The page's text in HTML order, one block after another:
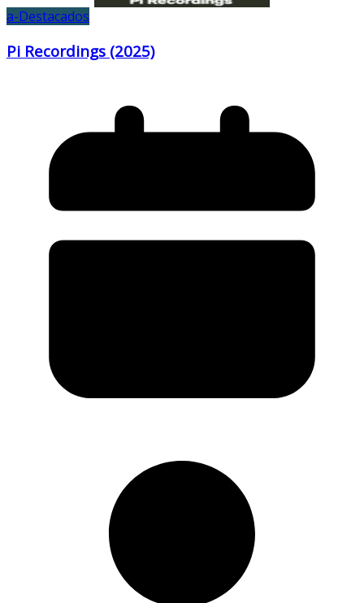
a-Destacados
Pi Recordings (2025)